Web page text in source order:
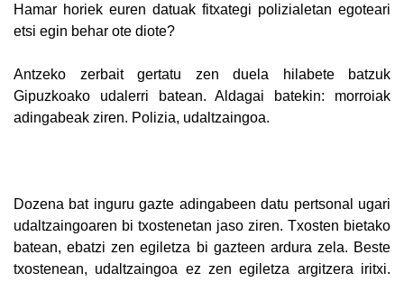
Hamar horiek euren datuak fitxategi polizialetan egoteari
etsi egin behar ote diote?
Antzeko zerbait gertatu zen duela hilabete batzuk
Gipuzkoako udalerri batean. Aldagai batekin: morroiak
adingabeak ziren. Polizia, udaltzaingoa.
Dozena bat inguru gazte adingabeen datu pertsonal ugari
udaltzaingoaren bi txostenetan jaso ziren. Txosten bietako
batean, ebatzi zen egiletza bi gazteen ardura zela. Beste
txostenean, udaltzaingoa ez zen egiletza argitzera iritxi.